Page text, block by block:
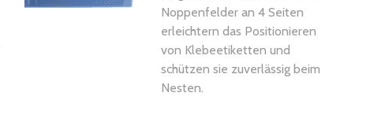
Noppenfelder an 4 Seiten
erleichtern das Positionieren
von Klebeetiketten und
schützen sie zuverlässig beim
Nesten.